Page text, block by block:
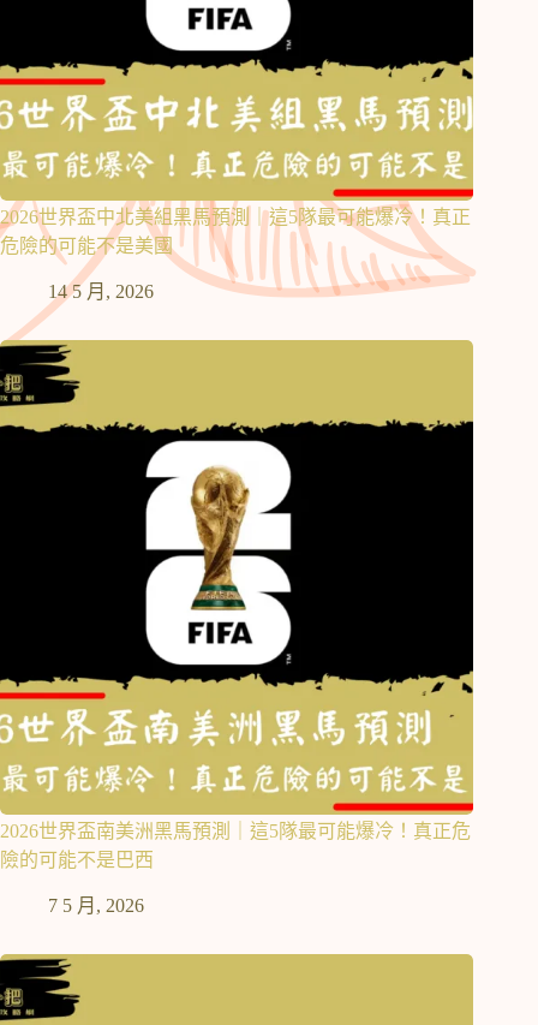
2026世界盃中北美組黑馬預測｜這5隊最可能爆冷！真正
危險的可能不是美國
14 5 月, 2026
2026世界盃南美洲黑馬預測｜這5隊最可能爆冷！真正危
險的可能不是巴西
7 5 月, 2026